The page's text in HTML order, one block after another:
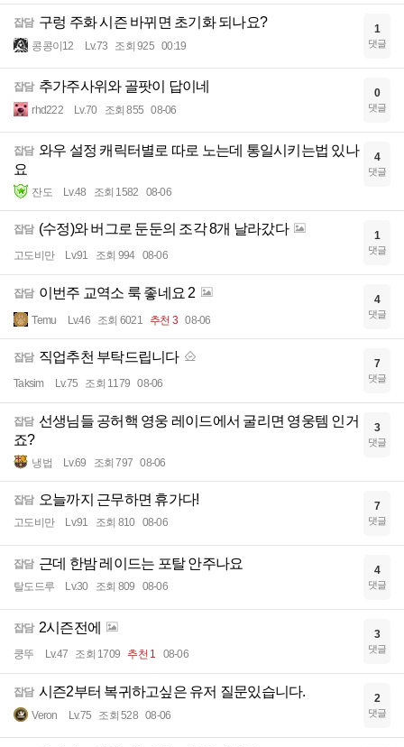
잡담 구렁 주화 시즌 바뀌면 초기화 되나요?
콩콩이12 Lv.73 조회 925 00:19
1
댓글
잡담 추가주사위와 골팟이 답이네
rhd222 Lv.70 조회 855 08-06
0
댓글
잡담 와우 설정 캐릭터별로 따로 노는데 통일시키는법 있나
요
잔도 Lv.48 조회 1582 08-06
4
댓글
잡담 (수정)와 버그로 둔둔의 조각 8개 날라갔다
고도비만 Lv.91 조회 994 08-06
1
댓글
잡담 이번주 교역소 룩 좋네요 2
Temu Lv.46 조회 6021 추천 3 08-06
4
댓글
잡담 직업추천 부탁드립니다
Taksim Lv.75 조회 1179 08-06
7
댓글
잡담 선생님들 공허핵 영웅 레이드에서 굴리면 영웅템 인거
죠?
냉법 Lv.69 조회 797 08-06
3
댓글
잡담 오늘까지 근무하면 휴가다!
고도비만 Lv.91 조회 810 08-06
7
댓글
잡담 근데 한밤 레이드는 포탈 안주나요
탈도드루 Lv.30 조회 809 08-06
4
댓글
잡담 2시즌전에
쿵뚜 Lv.47 조회 1709 추천 1 08-06
3
댓글
잡담 시즌2부터 복귀하고싶은 유저 질문있습니다.
Veron Lv.75 조회 528 08-06
2
댓글